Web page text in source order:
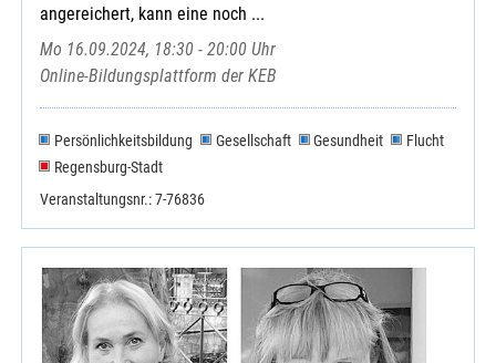
angereichert, kann eine noch ...
Mo 16.09.2024, 18:30 - 20:00 Uhr
Online-Bildungsplattform der KEB
Persönlichkeitsbildung Gesellschaft Gesundheit
Flucht
Regensburg-Stadt
Veranstaltungsnr.: 7-76836